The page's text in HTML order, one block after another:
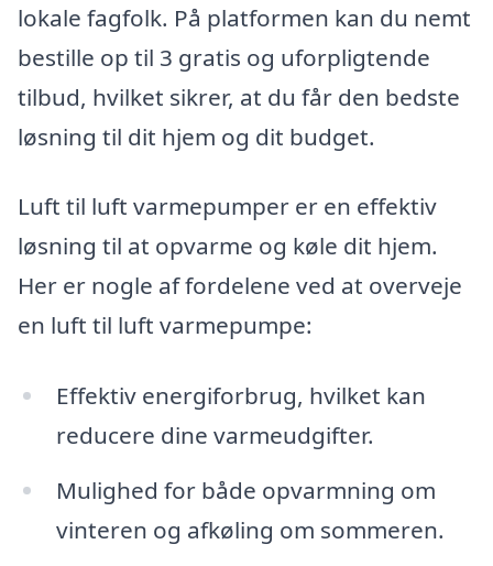
lokale fagfolk. På platformen kan du nemt
bestille op til 3 gratis og uforpligtende
tilbud, hvilket sikrer, at du får den bedste
løsning til dit hjem og dit budget.
Luft til luft varmepumper er en effektiv
løsning til at opvarme og køle dit hjem.
Her er nogle af fordelene ved at overveje
en luft til luft varmepumpe:
Effektiv energiforbrug, hvilket kan
reducere dine varmeudgifter.
Mulighed for både opvarmning om
vinteren og afkøling om sommeren.